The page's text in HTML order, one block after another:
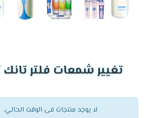
تغيير شمعات فلتر تانك 7 مراحل
لا يوجد منتجات فى الوقت الحالي.